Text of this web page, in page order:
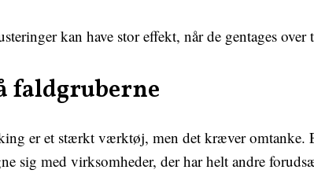
kan have stor effekt, når de gentages over
faldgruberne
er et stærkt værktøj, men det kræver omtanke.
sig med virksomheder, der har helt andre